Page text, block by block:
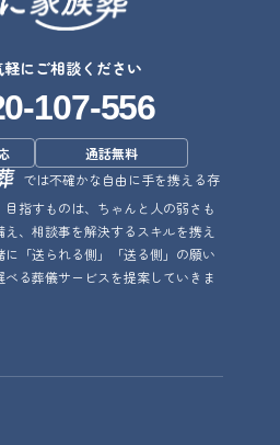
軽にご相談ください
107-556
通話無料
では不確かな自由に手を携える存
指すものは、ちゃんと人の弱さも
、相談事を解決するスキルを携え
「送られる側」「送る側」の願い
る葬儀サービスを提案していきま